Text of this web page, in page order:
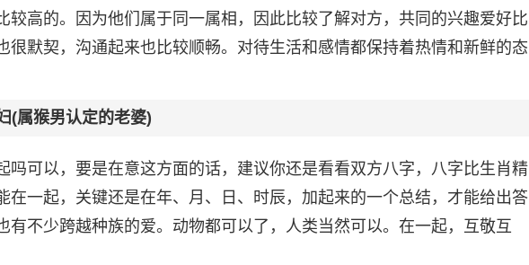
较高的。因为他们属于同一属相，因此比较了解对方，共同的兴趣爱好比
很默契，沟通起来也比较顺畅。对待生活和感情都保持着热情和新鲜的态
(属猴男认定的老婆)
吗可以，要是在意这方面的话，建议你还是看看双方八字，八字比生肖精
在一起，关键还是在年、月、日、时辰，加起来的一个总结，才能给出答
有不少跨越种族的爱。动物都可以了，人类当然可以。在一起，互敬互